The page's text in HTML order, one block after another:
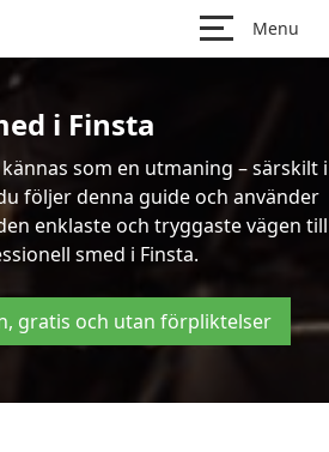
Menu
i Finsta
som en utmaning – särskilt i
följer denna guide och använder
enklaste och tryggaste vägen till
smed i Finsta.
gratis och utan förpliktelser